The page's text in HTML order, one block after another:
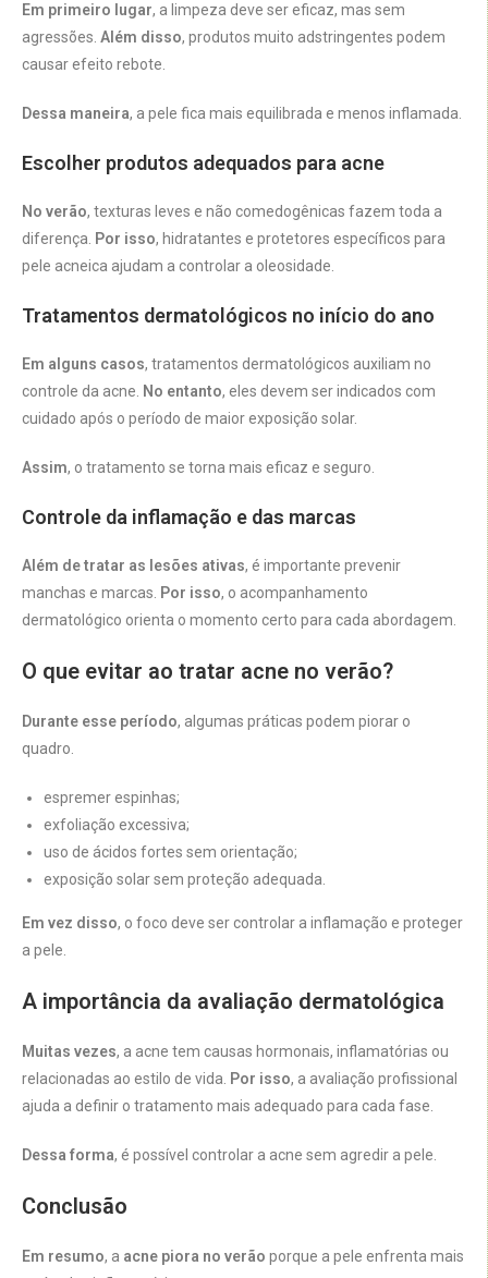
Em primeiro lugar, a limpeza deve ser eficaz, mas sem
agressões. Além disso, produtos muito adstringentes podem
causar efeito rebote.
Dessa maneira, a pele fica mais equilibrada e menos inflamada.
Escolher produtos adequados para acne
No verão, texturas leves e não comedogênicas fazem toda a
diferença. Por isso, hidratantes e protetores específicos para
pele acneica ajudam a controlar a oleosidade.
Tratamentos dermatológicos no início do ano
Em alguns casos, tratamentos dermatológicos auxiliam no
controle da acne. No entanto, eles devem ser indicados com
cuidado após o período de maior exposição solar.
Assim, o tratamento se torna mais eficaz e seguro.
Controle da inflamação e das marcas
Além de tratar as lesões ativas, é importante prevenir
manchas e marcas. Por isso, o acompanhamento
dermatológico orienta o momento certo para cada abordagem.
O que evitar ao tratar acne no verão?
Durante esse período, algumas práticas podem piorar o
quadro.
espremer espinhas;
exfoliação excessiva;
uso de ácidos fortes sem orientação;
exposição solar sem proteção adequada.
Em vez disso, o foco deve ser controlar a inflamação e proteger
a pele.
A importância da avaliação dermatológica
Muitas vezes, a acne tem causas hormonais, inflamatórias ou
relacionadas ao estilo de vida. Por isso, a avaliação profissional
ajuda a definir o tratamento mais adequado para cada fase.
Dessa forma, é possível controlar a acne sem agredir a pele.
Conclusão
Em resumo, a acne piora no verão porque a pele enfrenta mais